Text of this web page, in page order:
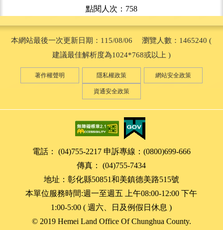
點閱人次：758
本網站最後一次更新日期：115/08/06 瀏覽人數：1465240 (
建議最佳解析度為1024*768或以上 )
著作權聲明 隱私權政策 網站安全政策
資通安全政策
電話： (04)755-2217 申訴專線：(0800)699-666
傳真： (04)755-7434
地址：彰化縣50851和美鎮德美路515號
本單位服務時間:週一至週五 上午08:00-12:00 下午
1:00-5:00 ( 週六、日及例假日休息 )
© 2019 Hemei Land Office Of Chunghua County.